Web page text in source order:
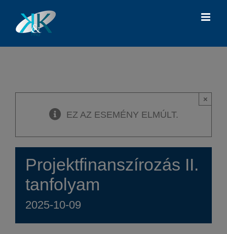
EZ AZ ESEMÉNY ELMÚLT.
×
Projektfinanszírozás II.
tanfolyam
2025-10-09